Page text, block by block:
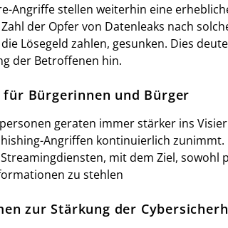
Angriffe stellen weiterhin eine
der Opfer von Datenleaks nach
Lösegeld zahlen, gesunken. Dies
der Betroffenen hin.
für Bürgerinnen und Bürger
geraten immer stärker ins
Angriffen kontinuierlich
mit dem Ziel, sowohl
zu stehlen
zur Stärkung der